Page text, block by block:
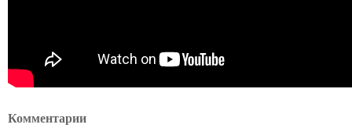
Комментарии